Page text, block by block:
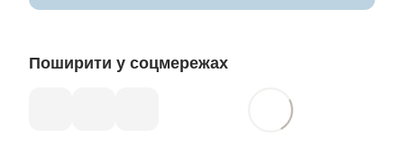
Поширити у соцмережах